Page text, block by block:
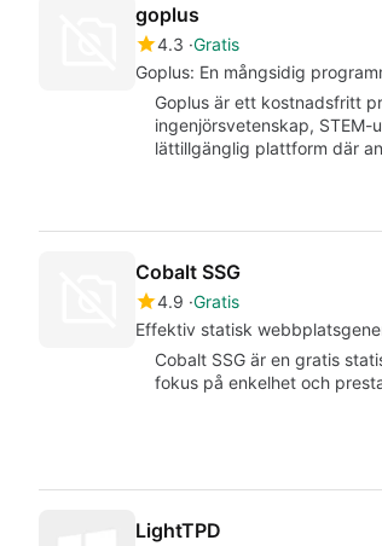
goplus
4.3 Gratis
Goplus: En mångsidig
Goplus är ett kostnadsfritt
ingenjörsvetenskap,
lättillgänglig plattform där
Cobalt SSG
4.9 Gratis
Effektiv statisk
Cobalt SSG är en gratis
fokus på enkelhet och
LightTPD